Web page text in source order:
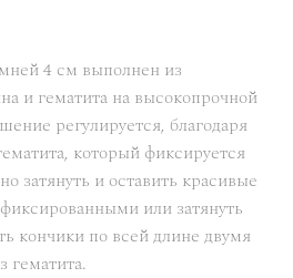
4 см выполнен из
и гематита на высокопрочной
регулируется, благодаря
который фиксируется
затянуть и оставить красивые
или затянуть
кончики по всей длине двумя
гематита.